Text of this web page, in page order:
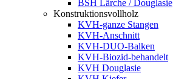
BSH Lärche / Douglasie
Konstruktionsvollholz
KVH-ganze Stangen
KVH-Anschnitt
KVH-DUO-Balken
KVH-Biozid-behandelt
KVH Douglasie